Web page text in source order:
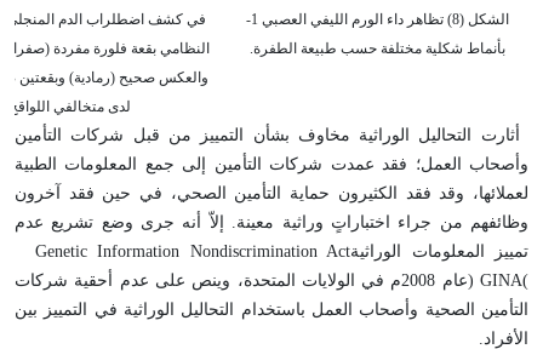
الشكل (8) تظاهر داء الورم الليفي العصبي 1-
بأنماط شكلية مختلفة حسب طبيعة الطفرة.
في كشف اضطلراب الدم المنجلي.
النظامي بقعة فلورة مفردة
والعكس صحيح (رمادية) وبقعتين
لدى متخالفي اللواقح
أثارت التحاليل الوراثية مخاوف بشأن التمييز من قبل شركات التأمين
وأصحاب العمل؛ فقد عمدت شركات التأمين إلى جمع المعلومات الطبية
لعملائها، وقد فقد الكثيرون حماية التأمين الصحي، في حين فقد آخرون
وظائفهم من جراء اختباراتٍ وراثية معينة. إلاّ أنه جرى وضع تشريع عدم
تمييز المعلومات الوراثيةGenetic Information Nondiscrimination Act
(
GINA
)
عام 2008م في الولايات المتحدة، وينص على عدم أحقية شركات
التأمين الصحية وأصحاب العمل باستخدام التحاليل الوراثية في التمييز بين
الأفراد.